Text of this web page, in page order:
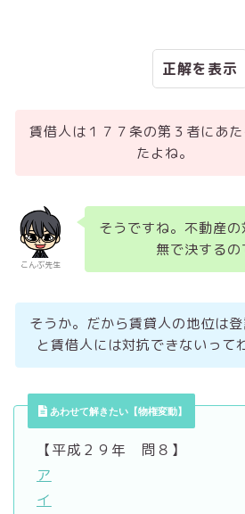
正解
賃借人は１７７条の第３者にあ
たよね。
こんぶ先生
そうですね。不動産
無で決するの
そうか。だから賃貸人の地位は
と賃借人には対抗できないって
あわせて解きたい【物権変動】
【平成２９年 問８】
ア
イ